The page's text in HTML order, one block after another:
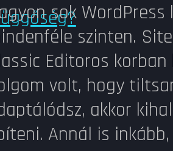
sok
szinten.
Editoros
volt, hogy
akkor
Annál is